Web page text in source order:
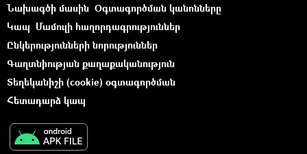
Նախագծի մասին Օգտագործման կանոնները
Կապ Մամուլի հաղորդագրություններ
Ընկերությունների նորություններ
Գաղտնիության քաղաքականություն
Տեղեկանիշի (cookie) օգտագործման
Հետադարձ կապ